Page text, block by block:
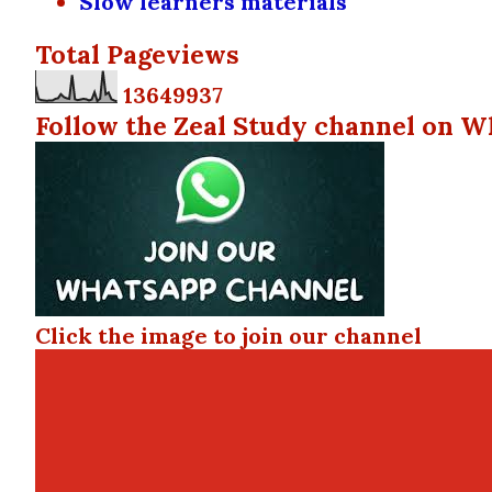
Total Pageviews
13649937
Follow the Zeal Study channel on
Click the image to join our channel